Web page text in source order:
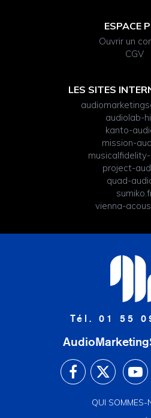
ESPACE
Ouvrir un
CGV
LES SITES
audiolab-
kanto-
mission-
project-
quad-
vienna-
Tél. 01 55
QUI SOMMES-